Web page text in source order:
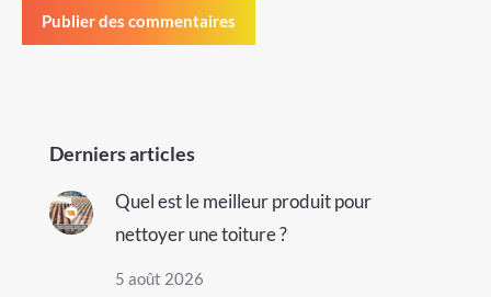
Publier des commentaires
Derniers articles
Quel est le meilleur produit pour
nettoyer une toiture ?
5 août 2026